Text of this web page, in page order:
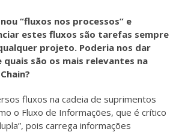
“fluxos nos processos” e
estes fluxos são tarefas sempre
projeto. Poderia nos dar
quais são os mais relevantes na
fluxos na cadeia de suprimentos
o Fluxo de Informações, que é crítico
pois carrega informações